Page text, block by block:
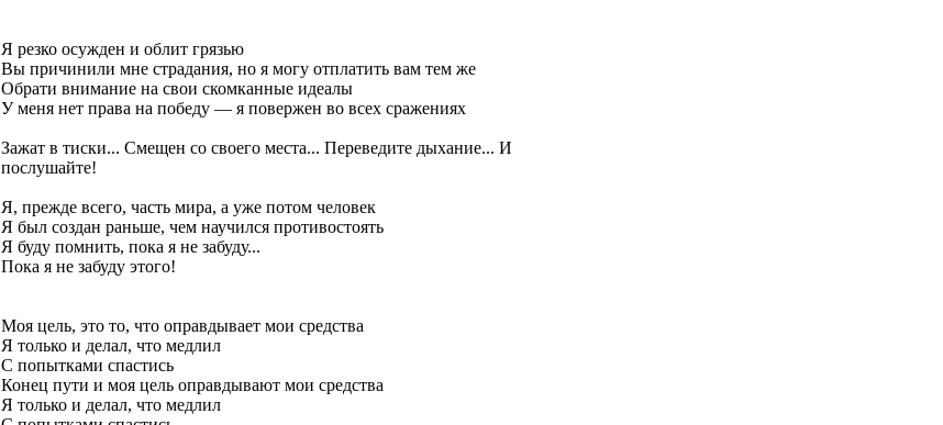
Я резко осужден и облит грязью
Вы причинили мне страдания, но я могу отплатить вам тем же
Обрати внимание на свои скомканные идеалы
У меня нет права на победу — я повержен во всех сражениях
Зажат в тиски... Смещен со своего места... Переведите дыхание... И
послушайте!
Я, прежде всего, часть мира, а уже потом человек
Я был создан раньше, чем научился противостоять
Я буду помнить, пока я не забуду...
Пока я не забуду этого!
Моя цель, это то, что оправдывает мои средства
Я только и делал, что медлил
С попытками спастись
Конец пути и моя цель оправдывают мои средства
Я только и делал, что медлил